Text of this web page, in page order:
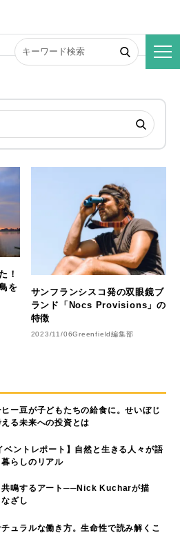
！
を
サンフランシスコ発の双眼鏡ブ
ランド「Nocs Provisions」の
特徴
2023/11/06Greenfield編集部
ー豆が子どもたちの給食に。せいぼじ
る未来への投資とは
ベントレポート】自然と生きる人々が語
らしのリアル
共鳴するアート──Nick Kucharが描
ざし
ュラルな働き方。生命性で読み解くこ